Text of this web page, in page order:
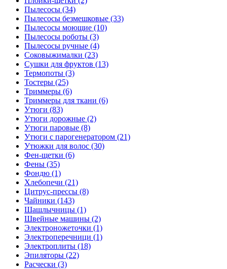
Пылесосы (34)
Пылесосы безмешковые (33)
Пылесосы моющие (10)
Пылесосы роботы (3)
Пылесосы ручные (4)
Соковыжималки (23)
Сушки для фруктов (13)
Термопоты (3)
Тостеры (25)
Триммеры (6)
Триммеры для ткани (6)
Утюги (83)
Утюги дорожные (2)
Утюги паровые (8)
Утюги с парогенератором (21)
Утюжки для волос (30)
Фен-щетки (6)
Фены (35)
Фондю (1)
Хлебопечи (21)
Цитрус-прессы (8)
Чайники (143)
Шашлычницы (1)
Швейные машины (2)
Электроножеточки (1)
Электроперечници (1)
Электроплиты (18)
Эпиляторы (22)
Расчески (3)